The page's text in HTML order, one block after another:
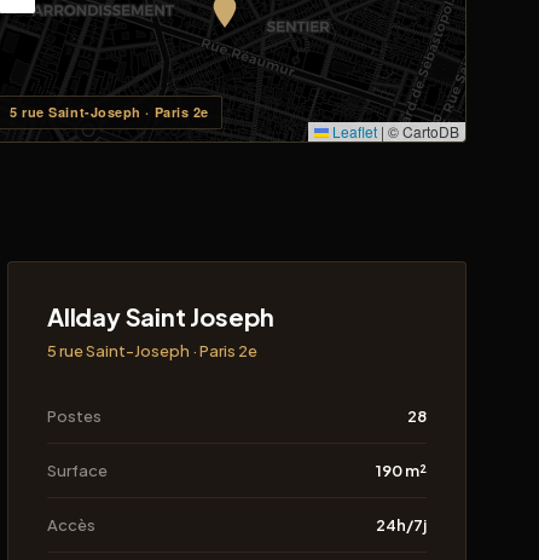
5 rue Saint-Joseph · Paris 2e
Leaflet | © CartoDB
Allday Saint Joseph
5 rue Saint-Joseph · Paris 2e
Postes 28
Surface 190 m²
Accès 24h/7j